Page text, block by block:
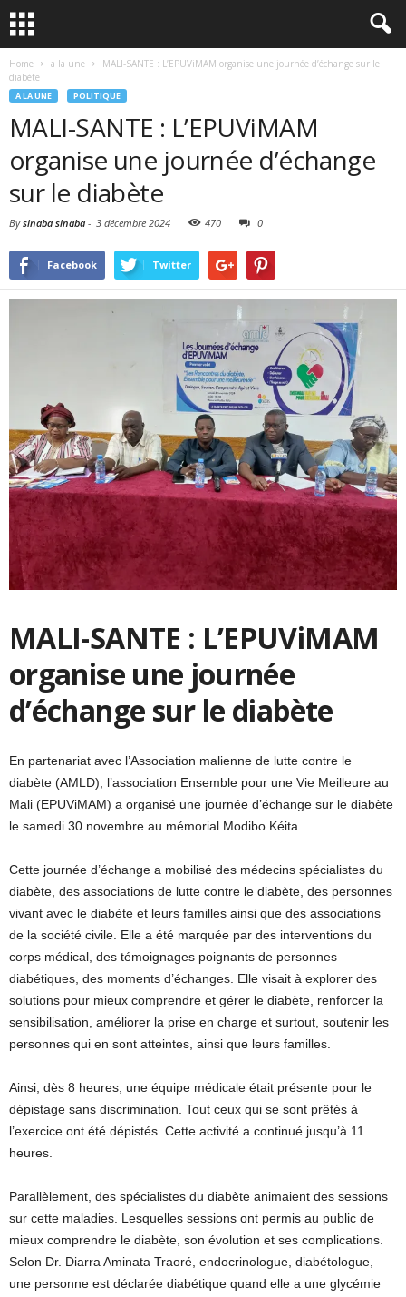
Home a la une
MALI-SANTE : L’EPUViMAM organise une journée d’échange sur le
diabète
A LA UNE POLITIQUE
MALI-SANTE : L’EPUViMAM
organise une journée d’échange
sur le diabète
Bysinaba sinaba - 3 décembre 2024 470 0
Facebook Twitter
MALI-SANTE : L’EPUViMAM
organise une journée
d’échange sur le diabète
En partenariat avec l’Association malienne de lutte contre le
diabète (AMLD), l’association Ensemble pour une Vie Meilleure au
Mali (EPUViMAM) a organisé une journée d’échange sur le diabète
le samedi 30 novembre au mémorial Modibo Kéita.
Cette journée d’échange a mobilisé des médecins spécialistes du
diabète, des associations de lutte contre le diabète, des personnes
vivant avec le diabète et leurs familles ainsi que des associations
de la société civile. Elle a été marquée par des interventions du
corps médical, des témoignages poignants de personnes
diabétiques, des moments d’échanges. Elle visait à explorer des
solutions pour mieux comprendre et gérer le diabète, renforcer la
sensibilisation, améliorer la prise en charge et surtout, soutenir les
personnes qui en sont atteintes, ainsi que leurs familles.
Ainsi, dès 8 heures, une équipe médicale était présente pour le
dépistage sans discrimination. Tout ceux qui se sont prêtés à
l’exercice ont été dépistés. Cette activité a continué jusqu’à 11
heures.
Parallèlement, des spécialistes du diabète animaient des sessions
sur cette maladies. Lesquelles sessions ont permis au public de
mieux comprendre le diabète, son évolution et ses complications.
Selon Dr. Diarra Aminata Traoré, endocrinologue, diabétologue,
une personne est déclarée diabétique quand elle a une glycémie